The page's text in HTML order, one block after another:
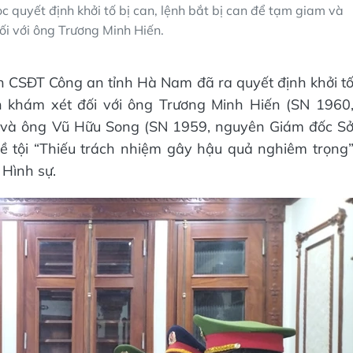
quyết định khởi tố bị can, lệnh bắt bị can để tạm giam và
với ông Trương Minh Hiến.
Công an tỉnh Hà Nam đã ra quyết định khởi tố
xét đối với ông Trương Minh Hiến (SN 1960,
ông Vũ Hữu Song (SN 1959, nguyên Giám đốc Sở
“Thiếu trách nhiệm gây hậu quả nghiêm trọng”
sự.